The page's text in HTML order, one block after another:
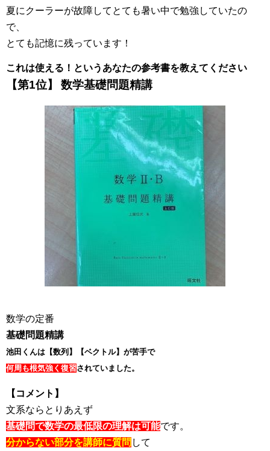
夏にクーラーが故障してとても暑い中で勉強していたの
で、
とても記憶に残っています！
これは使える！というあなたの参考書を教えてください
【第1位】 数学基礎問題精講
数学の定番
基礎問題精講
池田くんは【数列】【ベクトル】 が苦手で
何周も根気強く復習されていました。
【コメント】
文系ならとりあえず
基礎問で数学の最低限の理解は可能です。
分からない部分を講師に質問 して